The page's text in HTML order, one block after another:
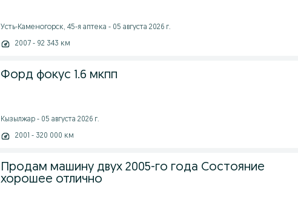
Усть-Каменогорск, 45-я аптека - 05 августа 2026 г.
2007 - 92 343 км
Форд фокус 1.6 мкпп
Кызылжар - 05 августа 2026 г.
2001 - 320 000 км
Продам машину двух 2005-го года Состояние
хорошее отлично